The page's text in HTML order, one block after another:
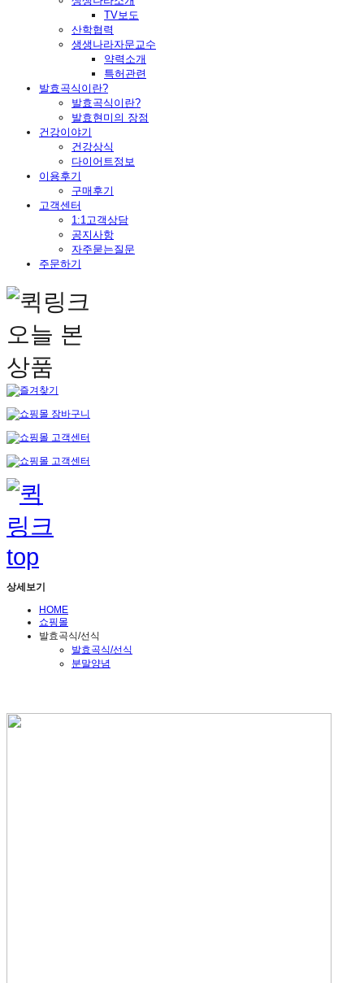
TV보도
산학협력
생생나라자문교수
약력소개
특허관련
발효곡식이란?
발효곡식이란?
발효현미의 장점
건강이야기
건강상식
다이어트정보
이용후기
구매후기
고객센터
1:1고객상담
공지사항
자주묻는질문
주문하기
상세보기
HOME
쇼핑몰
발효곡식/선식
발효곡식/선식
분말양념